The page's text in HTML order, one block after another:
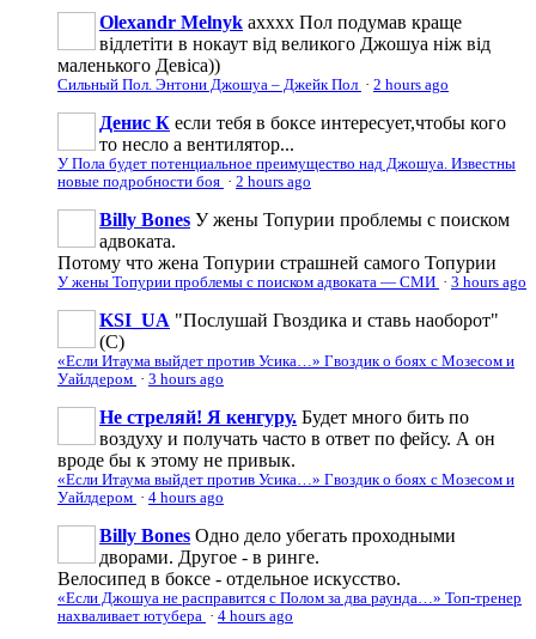
Olexandr Melnyk ахххх Пол подумав краще
відлетіти в нокаут від великого Джошуа ніж від
маленького Девіса))
Сильный Пол. Энтони Джошуа – Джейк Пол · 2 hours ago
Денис К если тебя в боксе интересует,чтобы кого
то несло а вентилятор...
У Пола будет потенциальное преимущество над Джошуа. Известны
новые подробности боя · 2 hours ago
Billy Bones У жены Топурии проблемы с поиском
адвоката.
Потому что жена Топурии страшней самого Топурии
У жены Топурии проблемы с поиском адвоката — СМИ · 3 hours ago
KSI_UA "Послушай Гвоздика и ставь наоборот"
(С)
«Если Итаума выйдет против Усика…» Гвоздик о боях с Мозесом и
Уайлдером · 3 hours ago
Не стреляй! Я кенгуру. Будет много бить по
воздуху и получать часто в ответ по фейсу. А он
вроде бы к этому не привык.
«Если Итаума выйдет против Усика…» Гвоздик о боях с Мозесом и
Уайлдером · 4 hours ago
Billy Bones Одно дело убегать проходными
дворами. Другое - в ринге.
Велосипед в боксе - отдельное искусство.
«Если Джошуа не расправится с Полом за два раунда…» Топ-тренер
нахваливает ютубера · 4 hours ago